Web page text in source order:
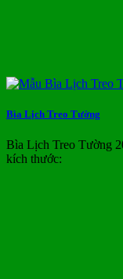
Bìa Lịch Treo Tường
Bìa Lịch Treo Tường
kích thước: